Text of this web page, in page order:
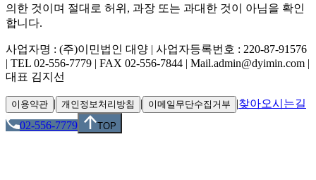
의한 것이며 절대로 허위, 과장 또는 과대한 것이 아님을 확인
합니다.
사업자명 : (주)이민법인 대양 | 사업자등록번호 : 220-87-91576
| TEL 02-556-7779 | FAX 02-556-7844 | Mail.admin@dyimin.com |
대표 김지선
이용약관 | 개인정보처리방침 | 이메일무단수집거부 |찾아오시는길
02-556-7779
TOP